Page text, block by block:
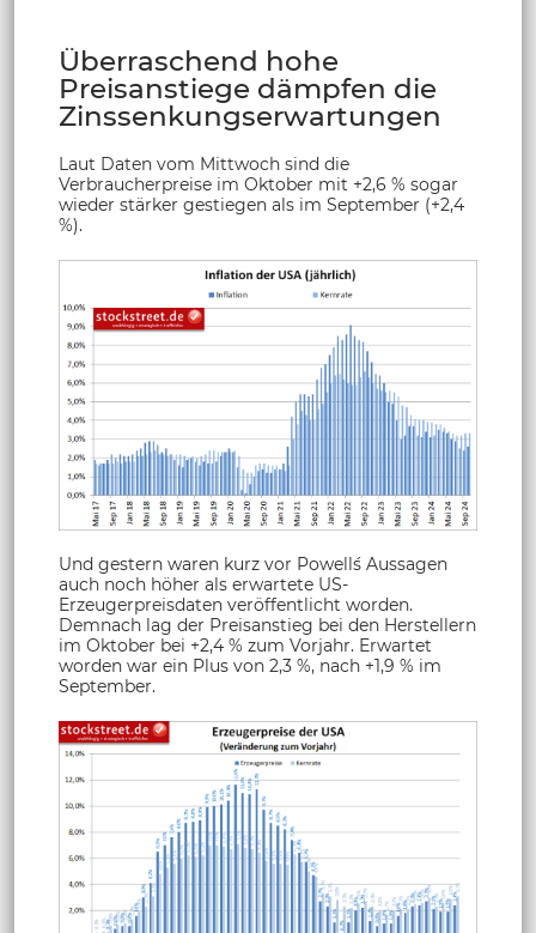
Überraschend hohe
Preisanstiege dämpfen die
Zinssenkungserwartungen
Laut Daten vom Mittwoch sind die
Verbraucherpreise im Oktober mit +2,6 % sogar
wieder stärker gestiegen als im September (+2,4
%).
Und gestern waren kurz vor Powell´s Aussagen
auch noch höher als erwartete US-
Erzeugerpreisdaten veröffentlicht worden.
Demnach lag der Preisanstieg bei den Herstellern
im Oktober bei +2,4 % zum Vorjahr. Erwartet
worden war ein Plus von 2,3 %, nach +1,9 % im
September.